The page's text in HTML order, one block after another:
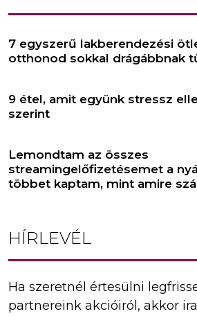
7 egyszerű lakberendezési
otthonod sokkal drágábbnak
9 étel, amit együnk stressz
szerint
Lemondtam az összes
streamingelőfizetésemet a
többet kaptam, mint amire
HÍRLEVÉL
Ha szeretnél értesülni
partnereink akcióiról, akkor